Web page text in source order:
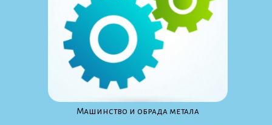
Maшинство и обрада метала